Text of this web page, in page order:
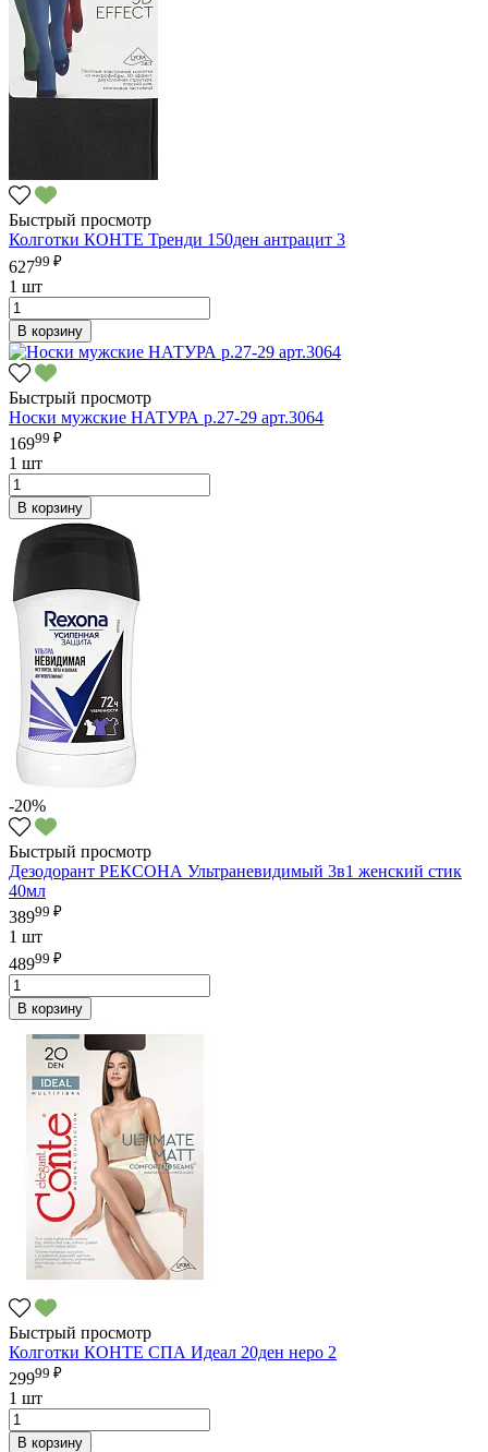
Быстрый просмотр
Колготки КОНТЕ Тренди 150ден антрацит 3
62799 ₽
1 шт
В корзину
Быстрый просмотр
Носки мужские НАТУРА р.27-29 арт.3064
16999 ₽
1 шт
В корзину
-20%
Быстрый просмотр
Дезодорант РЕКСОНА Ультраневидимый 3в1 женский стик
40мл
38999 ₽
1 шт
48999 ₽
В корзину
Быстрый просмотр
Колготки КОНТЕ СПА Идеал 20ден неро 2
29999 ₽
1 шт
В корзину